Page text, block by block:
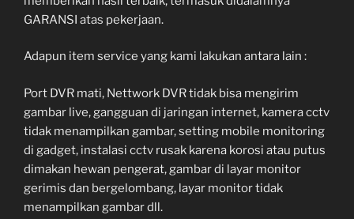
GARANSI atas pekerjaan.
Adapun item service yang kami lakukan antara lain :
Port DVR mati, Nettwork DVR tidak bisa mengirim
gambar live, gangguan di jaringan internet, kamera cctv
tidak menampilkan gambar, setting mobile monitoring
di gadget, instalasi cctv rusak karena korosi atau putus
dimakan hewan pengerat, gambar di layar monitor
gerimis dan bergelombang, layar monitor tidak
menampilkan gambar dll.